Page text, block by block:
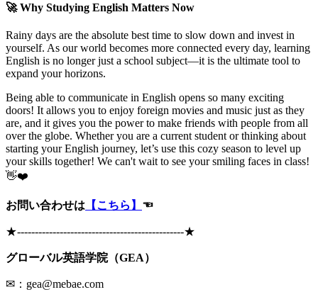
🚀 Why Studying English Matters Now
Rainy days are the absolute best time to slow down and invest in
yourself. As our world becomes more connected every day, learning
English is no longer just a school subject—it is the ultimate tool to
expand your horizons.
Being able to communicate in English opens so many exciting
doors! It allows you to enjoy foreign movies and music just as they
are, and it gives you the power to make friends with people from all
over the globe. Whether you are a current student or thinking about
starting your English journey, let’s use this cozy season to level up
your skills together! We can't wait to see your smiling faces in class!
👋❤️
お問い合わせは 【こちら】 ☜
★-----------------------------------------------★
グローバル英語学院（GEA）
✉：gea@mebae.com